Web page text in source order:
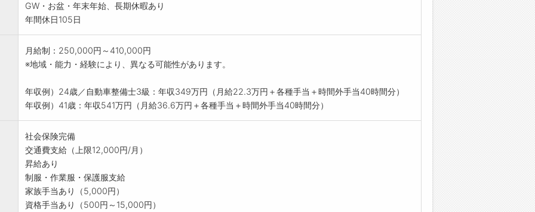
GW・お盆・年末年始、長期休暇あり
年間休日105日
月給制：250,000円～410,000円
※地域・能力・経験により、異なる可能性があります。
年収例）24歳／自動車整備士3級：年収349万円（月給22.3万円＋各種手当＋時間外手当40時間分）
年収例）41歳：年収541万円（月給36.6万円＋各種手当＋時間外手当40時間分）
社会保険完備
交通費支給（上限12,000円/月）
昇給あり
制服・作業服・保護服支給
家族手当あり（5,000円）
資格手当あり（500円～15,000円）